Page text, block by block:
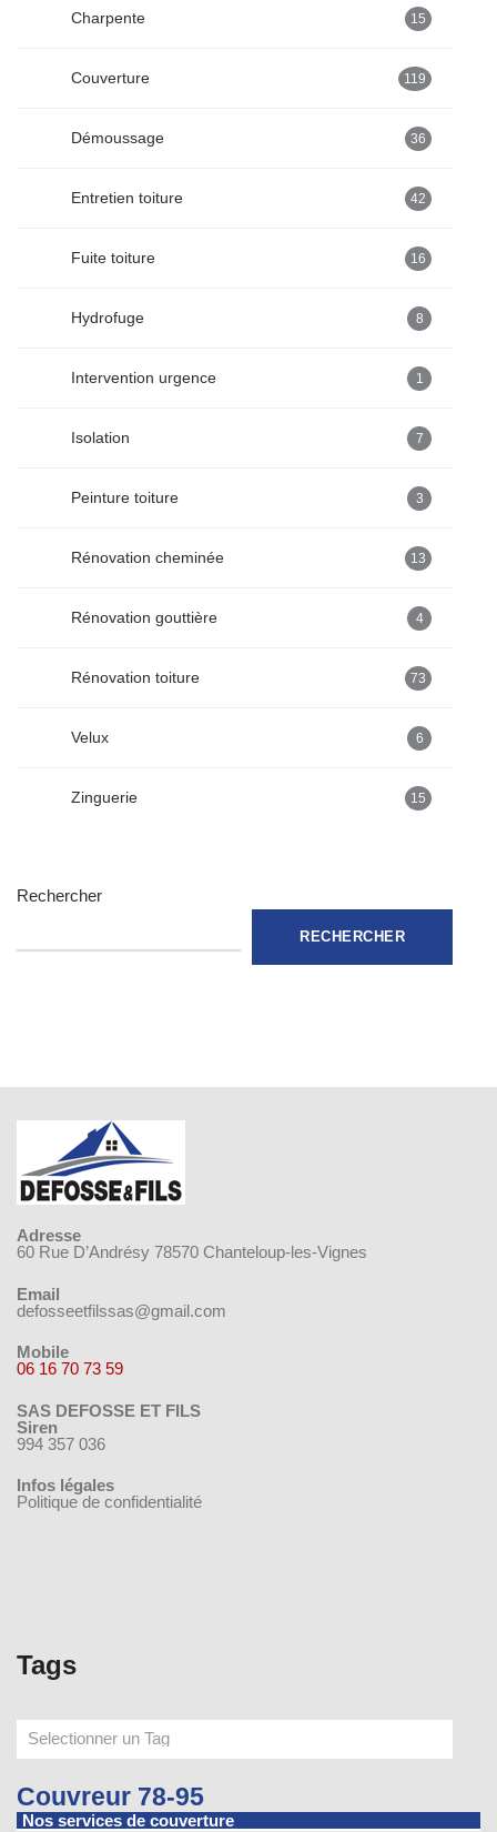
Charpente 15
Couverture 119
Démoussage 36
Entretien toiture 42
Fuite toiture 16
Hydrofuge 8
Intervention urgence 1
Isolation 7
Peinture toiture 3
Rénovation cheminée 13
Rénovation gouttière 4
Rénovation toiture 73
Velux 6
Zinguerie 15
Rechercher
RECHERCHER
Adresse
60 Rue D’Andrésy 78570 Chanteloup-les-Vignes
Email
defosseetfilssas@gmail.com
Mobile
06 16 70 73 59
SAS DEFOSSE ET FILS
Siren
994 357 036
Infos légales
Politique de confidentialité
Tags
Couvreur 78-95
Nos services de couverture